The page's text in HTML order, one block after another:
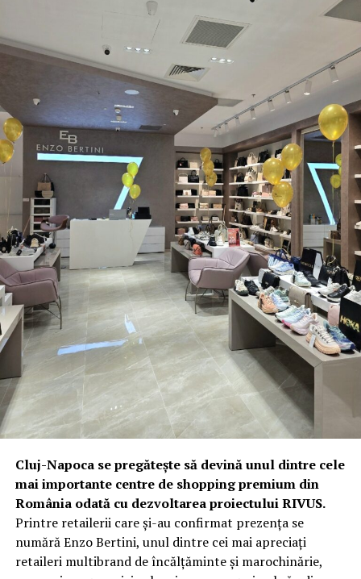
Cluj-Napoca se pregătește să devină unul dintre cele
mai importante centre de shopping premium din
România odată cu dezvoltarea proiectului RIVUS.
Printre retailerii care și-au confirmat prezența se
numără Enzo Bertini, unul dintre cei mai apreciați
retaileri multibrand de încălțăminte și marochinărie,